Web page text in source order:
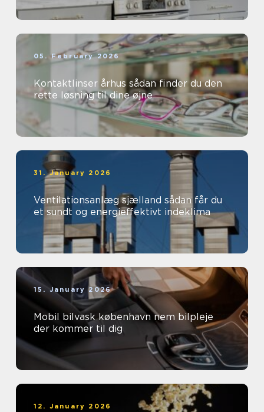
05. February 2026
Kontaktlinser århus sådan finder du den
rette løsning til dine øjne
31. January 2026
Ventilationsanlæg sjælland sådan får du
et sundt og energieffektivt indeklima
15. January 2026
Mobil bilvask københavn nem bilpleje
der kommer til dig
12. January 2026